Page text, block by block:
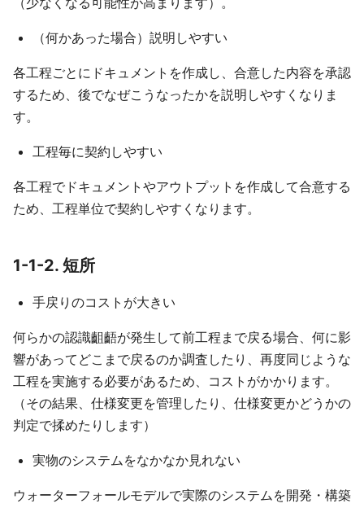
（何かあった場合）説明しやすい
各工程ごとにドキュメントを作成し、合意した内容を承認
するため、後でなぜこうなったかを説明しやすくなりま
す。
工程毎に契約しやすい
各工程でドキュメントやアウトプットを作成して合意する
ため、工程単位で契約しやすくなります。
1-1-2. 短所
手戻りのコストが大きい
何らかの認識齟齬が発生して前工程まで戻る場合、何に影
響があってどこまで戻るのか調査したり、再度同じような
工程を実施する必要があるため、コストがかかります。
（その結果、仕様変更を管理したり、仕様変更かどうかの
判定で揉めたりします）
実物のシステムをなかなか見れない
ウォーターフォールモデルで実際のシステムを開発・構築